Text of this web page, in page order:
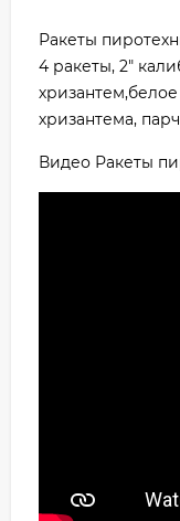
Ракеты
4 ракеты, 2"
хризантема,
Видео Ракеты